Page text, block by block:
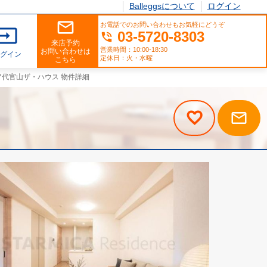
Balleggsについて ログイン
mail_outline
来店予約
お問い合わせは
こちら
お電話でのお問い合わせもお気軽にどうぞ
phone_in_talk 03-5720-8303
営業時間：10:00-18:30
定休日：火・水曜
イン
官山ザ・ハウス 物件詳細
mail_outline